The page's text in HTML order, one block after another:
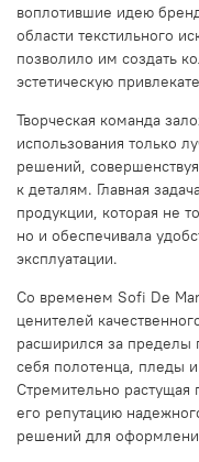
воплотившие идею
области текстильного
позволило им создать
эстетическую
Творческая команда
использования только
решений,
к деталям. Главная
продукции, которая не
но и обеспечивала
эксплуатации.
Со временем Sofi De
ценителей
расширился за пределы
себя полотенца, пледы
Стремительно растущая
его репутацию
решений для